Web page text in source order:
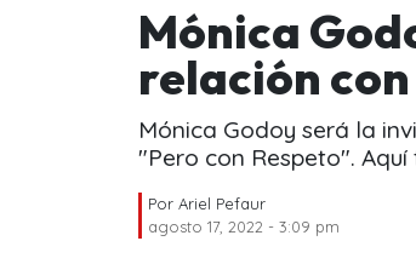
Mónica
relación
Mónica Godoy será la
"Pero con Respeto".
Por Ariel Pefaur
agosto 17, 2022 - 3:09 pm